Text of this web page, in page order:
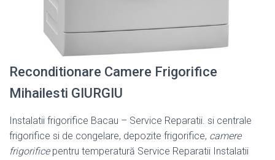
Reconditionare Camere Frigorifice
Mihailesti GIURGIU
Instalatii frigorifice Bacau – Service Reparatii. si centrale
frigorifice si de congelare, depozite frigorifice, camere
frigorificepentru temperatură Service Reparatii Instalatii